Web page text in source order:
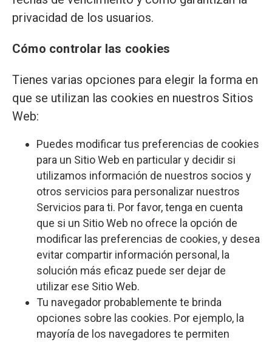
privacidad de los usuarios.
Cómo controlar las cookies
Tienes varias opciones para elegir la forma en
que se utilizan las cookies en nuestros Sitios
Web:
Puedes modificar tus preferencias de cookies
para un Sitio Web en particular y decidir si
utilizamos información de nuestros socios y
otros servicios para personalizar nuestros
Servicios para ti. Por favor, tenga en cuenta
que si un Sitio Web no ofrece la opción de
modificar las preferencias de cookies, y desea
evitar compartir información personal, la
solución más eficaz puede ser dejar de
utilizar ese Sitio Web.
Tu navegador probablemente te brinda
opciones sobre las cookies. Por ejemplo, la
mayoría de los navegadores te permiten